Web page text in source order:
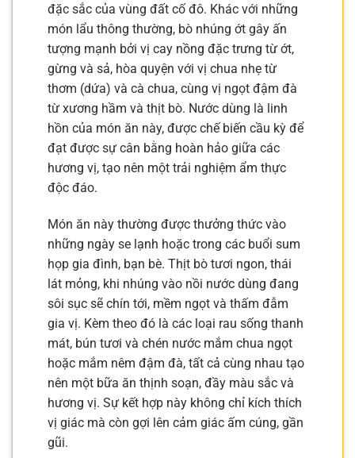
đặc sắc của vùng đất cố đô. Khác với những
món lẩu thông thường, bò nhúng ớt gây ấn
tượng mạnh bởi vị cay nồng đặc trưng từ ớt,
gừng và sả, hòa quyện với vị chua nhẹ từ
thơm (dứa) và cà chua, cùng vị ngọt đậm đà
từ xương hầm và thịt bò. Nước dùng là linh
hồn của món ăn này, được chế biến cầu kỳ để
đạt được sự cân bằng hoàn hảo giữa các
hương vị, tạo nên một trải nghiệm ẩm thực
độc đáo.
Món ăn này thường được thưởng thức vào
những ngày se lạnh hoặc trong các buổi sum
họp gia đình, bạn bè. Thịt bò tươi ngon, thái
lát mỏng, khi nhúng vào nồi nước dùng đang
sôi sục sẽ chín tới, mềm ngọt và thấm đẫm
gia vị. Kèm theo đó là các loại rau sống thanh
mát, bún tươi và chén nước mắm chua ngọt
hoặc mắm nêm đậm đà, tất cả cùng nhau tạo
nên một bữa ăn thịnh soạn, đầy màu sắc và
hương vị. Sự kết hợp này không chỉ kích thích
vị giác mà còn gợi lên cảm giác ấm cúng, gần
gũi.